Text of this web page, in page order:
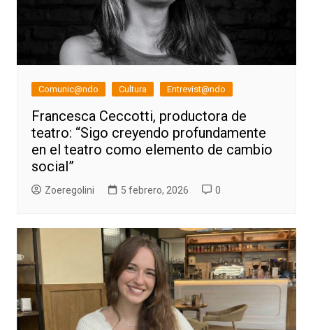
Comunic@ndo Cultura Entrevist@ndo
Francesca Ceccotti, productora de
teatro: “Sigo creyendo profundamente
en el teatro como elemento de cambio
social”
Zoeregolini 5 febrero, 2026 0